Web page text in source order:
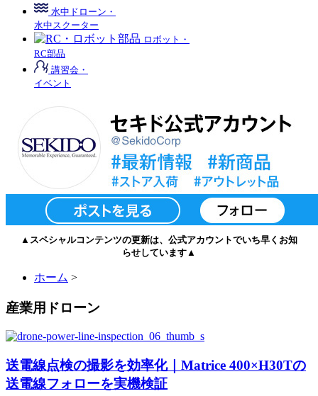
水中ドローン・
水中スクーター
ロボット・
RC部品
講習会・
イベント
▲スペシャルコンテンツの更新は、公式アカウントでいち早くお知
らせしています▲
ホーム >
産業用ドローン
送電線点検の撮影を効率化｜Matrice 400×H30Tの
送電線フォローを実機検証